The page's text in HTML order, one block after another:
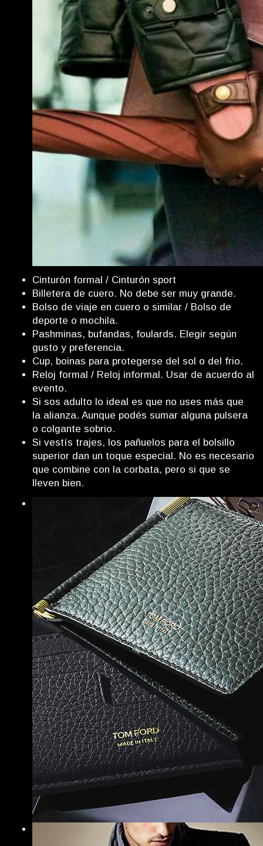
Cinturón formal / Cinturón sport
Billetera de cuero. No debe ser muy grande.
Bolso de viaje en cuero o similar / Bolso de
deporte o mochila.
Pashminas, bufandas, foulards. Elegir según
gusto y preferencia.
Cup, boinas para protegerse del sol o del frio.
Reloj formal / Reloj informal. Usar de acuerdo al
evento.
Si sos adulto lo ideal es que no uses más que
la alianza. Aunque podés sumar alguna pulsera
o colgante sobrio.
Si vestís trajes, los pañuelos para el bolsillo
superior dan un toque especial. No es necesario
que combine con la corbata, pero si que se
lleven bien.